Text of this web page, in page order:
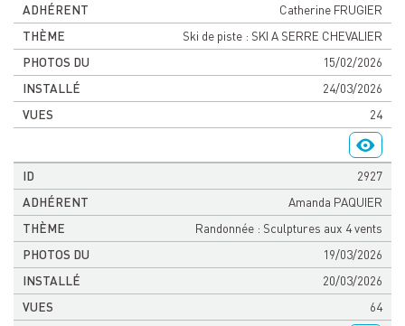
Catherine FRUGIER
Ski de piste : SKI A SERRE CHEVALIER
15/02/2026
24/03/2026
24
2927
Amanda PAQUIER
Randonnée : Sculptures aux 4 vents
19/03/2026
20/03/2026
64